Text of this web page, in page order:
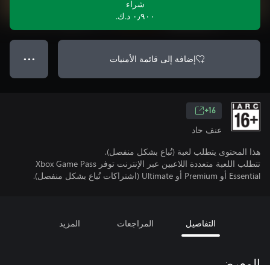
شراء
٠٫٩٠٠ د.ك.‏
إضافة إلى قائمة الأمنيات ● ● ●
16+
عنف حاد
هذا المحتوى يتطلب لعبة (تُباع بشكل منفصل).
تتطلب اللعبة متعددة اللاعبين عبر الإنترنت توفر Xbox Game Pass
Essential أو Premium أو Ultimate (اشتراكات تُباع بشكل منفصل).
التفاصيل المراجعات المزيد